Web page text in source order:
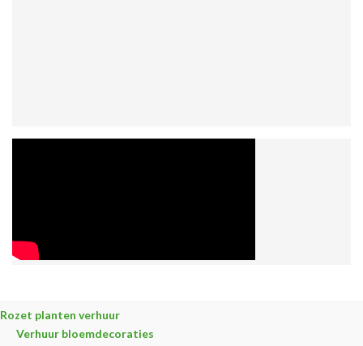
Rozet planten verhuur
Verhuur bloemdecoraties